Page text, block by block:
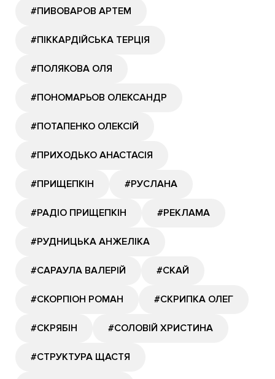
#ПИВОВАРОВ АРТЕМ
#ПІККАРДІЙСЬКА ТЕРЦІЯ
#ПОЛЯКОВА ОЛЯ
#ПОНОМАРЬОВ ОЛЕКСАНДР
#ПОТАПЕНКО ОЛЕКСІЙ
#ПРИХОДЬКО АНАСТАСІЯ
#ПРИЩЕПКІН #РУСЛАНА
#РАДІО ПРИЩЕПКІН #РЕКЛАМА
#РУДНИЦЬКА АНЖЕЛІКА
#САРАУЛА ВАЛЕРІЙ #СКАЙ
#СКОРПІОН РОМАН #СКРИПКА ОЛЕГ
#СКРЯБІН #СОЛОВІЙ ХРИСТИНА
#СТРУКТУРА ЩАСТЯ